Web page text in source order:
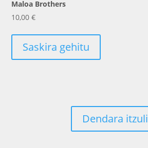
Maloa Brothers
10,00€
Saskira gehitu
Dendara itzuli